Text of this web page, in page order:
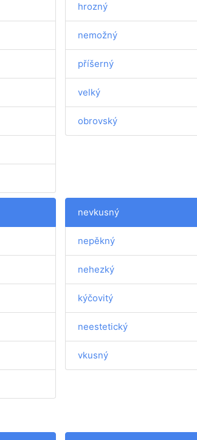
hrozný
nemožný
příšerný
velký
obrovský
nevkusný
nepěkný
nehezký
kýčovitý
neestetický
vkusný